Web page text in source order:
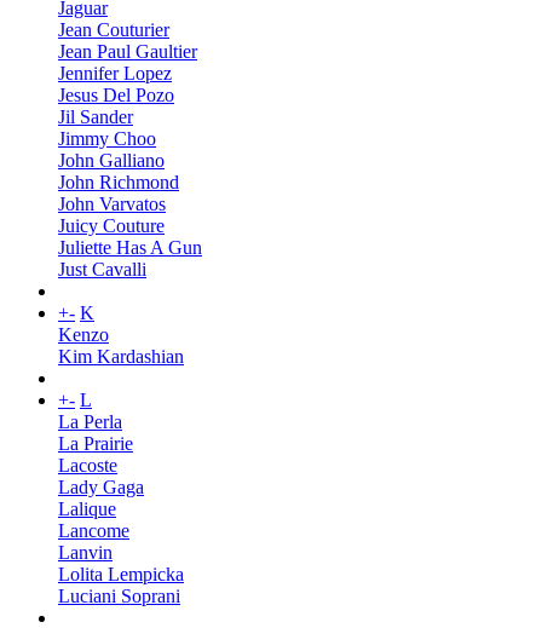
Jaguar
Jean Couturier
Jean Paul Gaultier
Jennifer Lopez
Jesus Del Pozo
Jil Sander
Jimmy Choo
John Galliano
John Richmond
John Varvatos
Juicy Couture
Juliette Has A Gun
Just Cavalli
+- K
Kenzo
Kim Kardashian
+- L
La Perla
La Prairie
Lacoste
Lady Gaga
Lalique
Lancome
Lanvin
Lolita Lempicka
Luciani Soprani